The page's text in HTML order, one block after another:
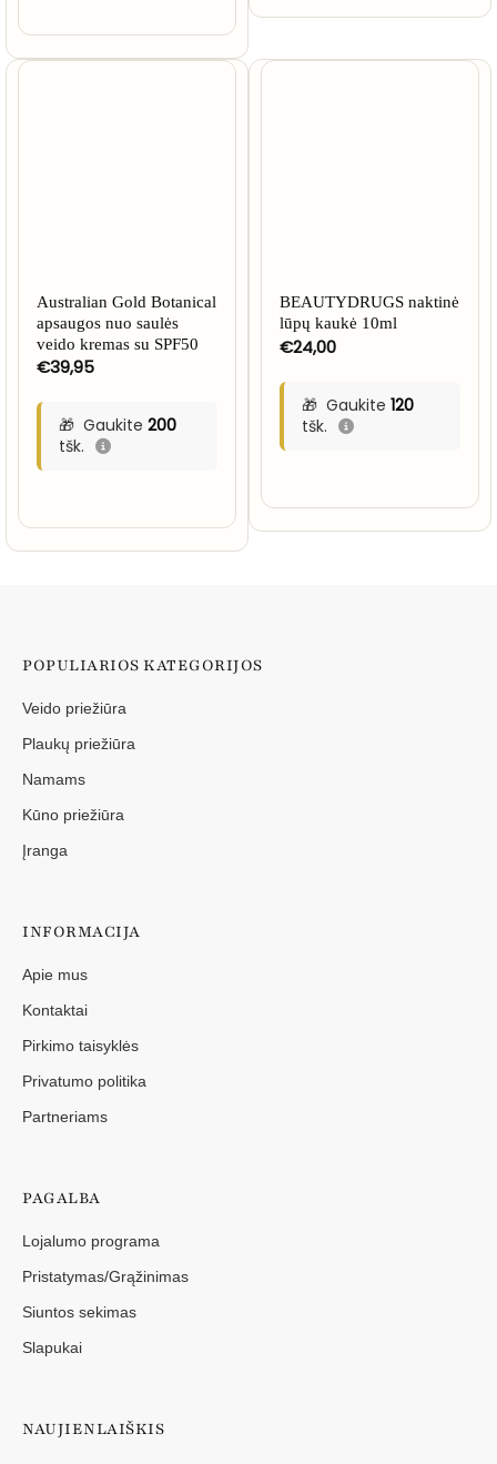
Australian Gold Botanical
apsaugos nuo saulės
veido kremas su SPF50
€39,95
Gaukite 200
tšk.
BEAUTYDRUGS naktinė
lūpų kaukė 10ml
€24,00
Gaukite 120
tšk.
POPULIARIOS KATEGORIJOS
Veido priežiūra
Plaukų priežiūra
Namams
Kūno priežiūra
Įranga
INFORMACIJA
Apie mus
Kontaktai
Pirkimo taisyklės
Privatumo politika
Partneriams
PAGALBA
Lojalumo programa
Pristatymas/Grąžinimas
Siuntos sekimas
Slapukai
NAUJIENLAIŠKIS